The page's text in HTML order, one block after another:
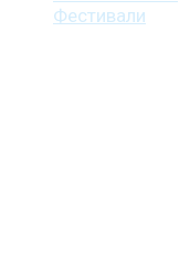
Фестивали